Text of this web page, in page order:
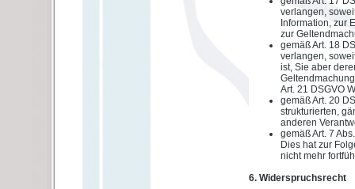
verlangen,
Information, zur
zur
gemäß Art. 18
verlangen,
ist, Sie aber
Art. 21 DSGVO
gemäß Art. 20
strukturierten,
anderen
gemäß Art. 7
Dies hat zur
nicht mehr
6. Widerspruchsrecht